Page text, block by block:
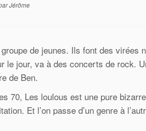
Jérôme
de jeunes. Ils font des
le jour, va à des concerts de rock.
de Ben.
70, Les loulous est une pure
Et l’on passe d’un genre à